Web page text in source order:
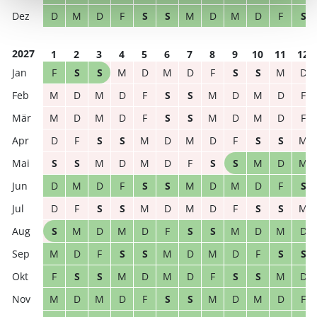
D
M D F S S M D M D F S
2027 1 2 3 4 5 6 7 8 9 10 11
12
F
S S M D M D F S S M
D
M
D M D F S S M D M D
F
M
D M D F S S M D M D
F
D
F S S M D M D F S S
M
S
S M D M D F S S M D
M
D
M D F S S M D M D F
S
D
F S S M D M D F S S
M
S
M D M D F S S M D M
D
M
D F S S M D M D F S
S
F
S S M D M D F S S M
D
M
D M D F S S M D M D
F